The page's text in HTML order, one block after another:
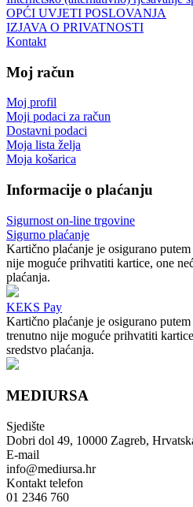
OPĆI UVJETI POSLOVANJA
IZJAVA O PRIVATNOSTI
Kontakt
Moj račun
Moj profil
Moji podaci za račun
Dostavni podaci
Moja lista želja
Moja košarica
Informacije o plaćanju
Sigurnost on-line trgovine
Sigurno plaćanje
Kartično plaćanje je osigurano
nije moguće prihvatiti kartice, one
plaćanja.
KEKS Pay
Kartično plaćanje je osigurano
trenutno nije moguće prihvatiti
sredstvo plaćanja.
MEDIURSA
Sjedište
Dobri dol 49, 10000 Zagreb,
E-mail
info@mediursa.hr
Kontakt telefon
01 2346 760